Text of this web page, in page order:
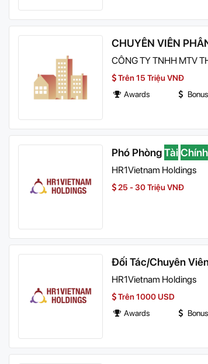
CHUYÊN VIÊN
CÔNG TY TNHH MTV
Trên 15 Triệu VNĐ
Awards
Bonus
Phó PhòngTàiChính
HR1Vietnam Holdings
25 - 30 Triệu VNĐ
Đối Tác/Chuyên
HR1Vietnam Holdings
Trên 1000 USD
Awards
Bonus